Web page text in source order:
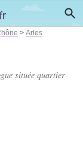
> Arles
située quartier